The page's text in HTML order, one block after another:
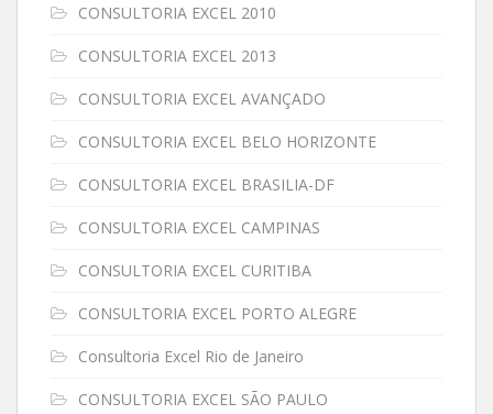
CONSULTORIA EXCEL 2010
CONSULTORIA EXCEL 2013
CONSULTORIA EXCEL AVANÇADO
CONSULTORIA EXCEL BELO HORIZONTE
CONSULTORIA EXCEL BRASILIA-DF
CONSULTORIA EXCEL CAMPINAS
CONSULTORIA EXCEL CURITIBA
CONSULTORIA EXCEL PORTO ALEGRE
Consultoria Excel Rio de Janeiro
CONSULTORIA EXCEL SÃO PAULO